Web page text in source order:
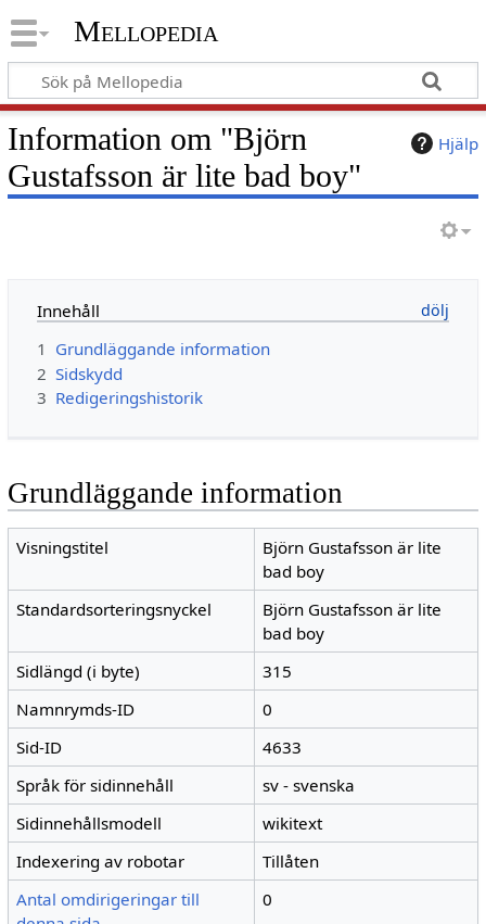
Mellopedia
Hjälp
Information om "Björn
Gustafsson är lite bad boy"
Innehåll
1 Grundläggande information
2 Sidskydd
3 Redigeringshistorik
Grundläggande information
Visningstitel
Björn Gustafsson är lite
bad boy
Standardsorteringsnyckel
Björn Gustafsson är lite
bad boy
Sidlängd (i byte)
315
Namnrymds-ID
0
Sid-ID
4633
Språk för sidinnehåll
sv - svenska
Sidinnehållsmodell
wikitext
Indexering av robotar
Tillåten
Antal omdirigeringar till
0